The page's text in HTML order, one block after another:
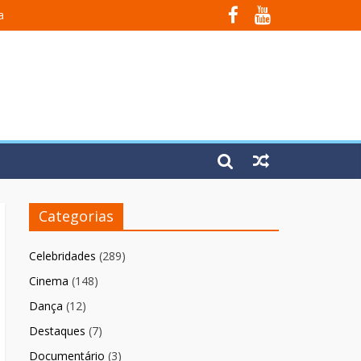
Categorias
Celebridades (289)
Cinema (148)
Dança (12)
Destaques (7)
Documentário (3)